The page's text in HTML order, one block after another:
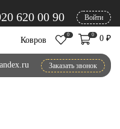
620 00 90 Войти
Ковров
0 0 0 ₽
Заказать звонок